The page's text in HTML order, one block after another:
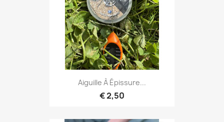
Aiguille À Épissure...
€ 2,50